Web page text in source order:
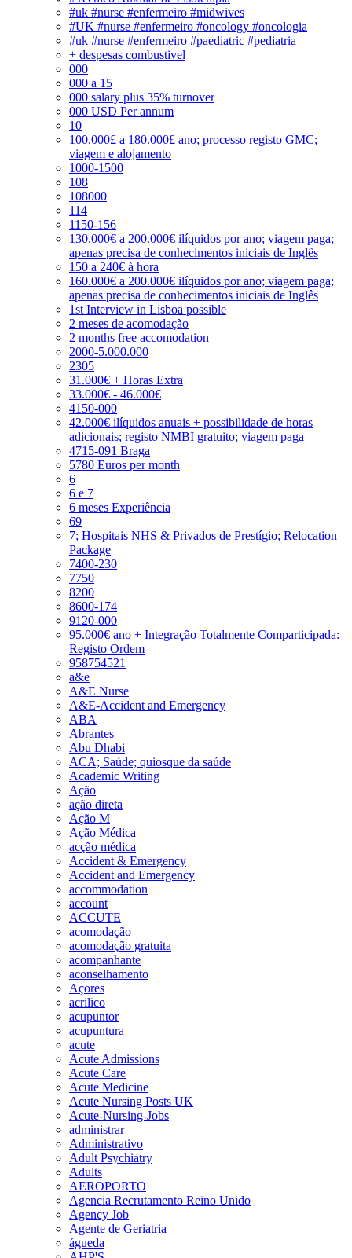
#uk #nurse #enfermeiro #midwives
#UK #nurse #enfermeiro #oncology #oncologia
#uk #nurse #enfermeiro #paediatric #pediatria
+ despesas combustivel
000
000 a 15
000 salary plus 35% turnover
000 USD Per annum
10
100.000£ a 180.000£ ano; processo registo GMC;
viagem e alojamento
1000-1500
108
108000
114
1150-156
130.000€ a 200.000€ ilíquidos por ano; viagem paga;
apenas precisa de conhecimentos iniciais de Inglês
150 a 240€ à hora
160.000€ a 200.000€ ilíquidos por ano; viagem paga;
apenas precisa de conhecimentos iniciais de Inglês
1st Interview in Lisboa possible
2 meses de acomodação
2 months free accomodation
2000-5.000.000
2305
31.000€ + Horas Extra
33.000€ - 46.000€
4150-000
42.000€ ilíquidos anuais + possibilidade de horas
adicionais; registo NMBI gratuito; viagem paga
4715-091 Braga
5780 Euros per month
6
6 e 7
6 meses Experiência
69
7; Hospitais NHS & Privados de Prestígio; Relocation
Package
7400-230
7750
8200
8600-174
9120-000
95.000€ ano + Integração Totalmente Comparticipada:
Registo Ordem
958754521
a&e
A&E Nurse
A&E-Accident and Emergency
ABA
Abrantes
Abu Dhabi
ACA; Saúde; quiosque da saúde
Academic Writing
Ação
ação direta
Ação M
Ação Médica
acção médica
Accident & Emergency
Accident and Emergency
accommodation
account
ACCUTE
acomodação
acomodação gratuita
acompanhante
aconselhamento
Açores
acrilico
acupuntor
acupuntura
acute
Acute Admissions
Acute Care
Acute Medicine
Acute Nursing Posts UK
Acute-Nursing-Jobs
administrar
Administrativo
Adult Psychiatry
Adults
AEROPORTO
Agencia Recrutamento Reino Unido
Agency Job
Agente de Geriatria
águeda